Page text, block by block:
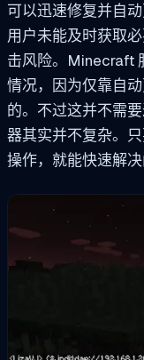
可以迅速修复并自
用户未能及时获取
击风险。Minecraft
情况，因为仅靠自
的。不过这并不需
器其实并不复杂。
操作，就能快速解